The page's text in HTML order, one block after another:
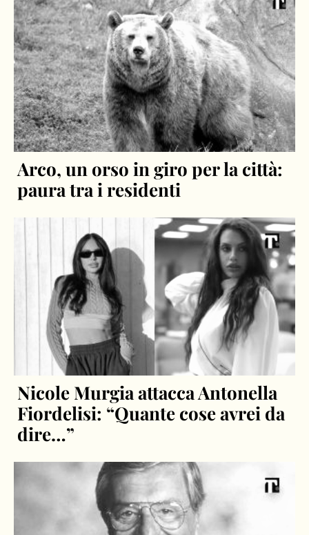
Arco, un orso in giro per la città:
paura tra i residenti
Nicole Murgia attacca Antonella
Fiordelisi: “Quante cose avrei da
dire…”